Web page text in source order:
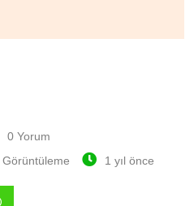
0 Yorum
Görüntüleme 1 yıl önce